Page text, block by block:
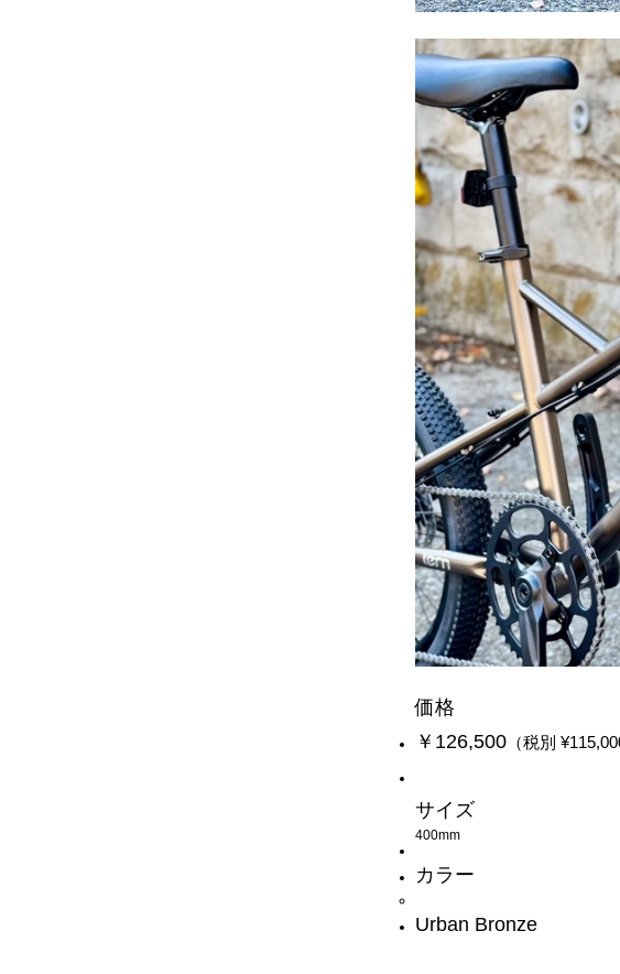
価格
￥126,500 （税別
サイズ
400mm
カラー
Urban Bronze